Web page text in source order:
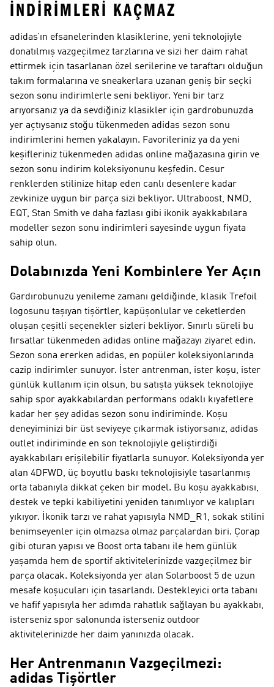
İNDIRIMLERI KAÇMAZ
adidas’ın efsanelerinden klasiklerine, yeni teknolojiyle
donatılmış vazgeçilmez tarzlarına ve sizi her daim rahat
ettirmek için tasarlanan özel serilerine ve taraftarı olduğun
takım formalarına ve sneakerlara uzanan geniş bir seçki
sezon sonu indirimlerle seni bekliyor. Yeni bir tarz
arıyorsanız ya da sevdiğiniz klasikler için gardrobunuzda
yer açtıysanız stoğu tükenmeden adidas sezon sonu
indirimlerini hemen yakalayın. Favorileriniz ya da yeni
keşifleriniz tükenmeden adidas online mağazasına girin ve
sezon sonu indirim koleksiyonunu keşfedin. Cesur
renklerden stilinize hitap eden canlı desenlere kadar
zevkinize uygun bir parça sizi bekliyor. Ultraboost, NMD,
EQT, Stan Smith ve daha fazlası gibi ikonik ayakkabılara
modeller sezon sonu indirimleri sayesinde uygun fiyata
sahip olun.
Dolabınızda Yeni Kombinlere Yer Açın
Gardırobunuzu yenileme zamanı geldiğinde, klasik Trefoil
logosunu taşıyan tişörtler, kapüşonlular ve ceketlerden
oluşan çeşitli seçenekler sizleri bekliyor. Sınırlı süreli bu
fırsatlar tükenmeden adidas online mağazayı ziyaret edin.
Sezon sona ererken adidas, en popüler koleksiyonlarında
cazip indirimler sunuyor. İster antrenman, ister koşu, ister
günlük kullanım için olsun, bu satışta yüksek teknolojiye
sahip spor ayakkabılardan performans odaklı kıyafetlere
kadar her şey adidas sezon sonu indiriminde. Koşu
deneyiminizi bir üst seviyeye çıkarmak istiyorsanız, adidas
outlet indiriminde en son teknolojiyle geliştirdiği
ayakkabıları erişilebilir fiyatlarla sunuyor. Koleksiyonda yer
alan 4DFWD, üç boyutlu baskı teknolojisiyle tasarlanmış
orta tabanıyla dikkat çeken bir model. Bu koşu ayakkabısı,
destek ve tepki kabiliyetini yeniden tanımlıyor ve kalıpları
yıkıyor. İkonik tarzı ve rahat yapısıyla NMD_R1, sokak stilini
benimseyenler için olmazsa olmaz parçalardan biri. Çorap
gibi oturan yapısı ve Boost orta tabanı ile hem günlük
yaşamda hem de sportif aktivitelerinizde vazgeçilmez bir
parça olacak. Koleksiyonda yer alan Solarboost 5 de uzun
mesafe koşucuları için tasarlandı. Destekleyici orta tabanı
ve hafif yapısıyla her adımda rahatlık sağlayan bu ayakkabı,
isterseniz spor salonunda isterseniz outdoor
aktivitelerinizde her daim yanınızda olacak.
Her Antrenmanın Vazgeçilmezi:
adidas Tişörtler